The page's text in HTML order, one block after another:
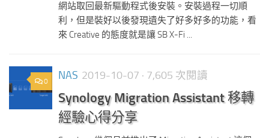
網站取回最新驅動程式後安裝。安裝過程一切順
利，但是裝好以後發現遺失了好多好多的功能，看
來 Creative 的態度就是讓 SB X-Fi ...
0 NAS 2019-10-07 · 7,605 次閱讀
Synology Migration Assistant 移轉
經驗心得分享